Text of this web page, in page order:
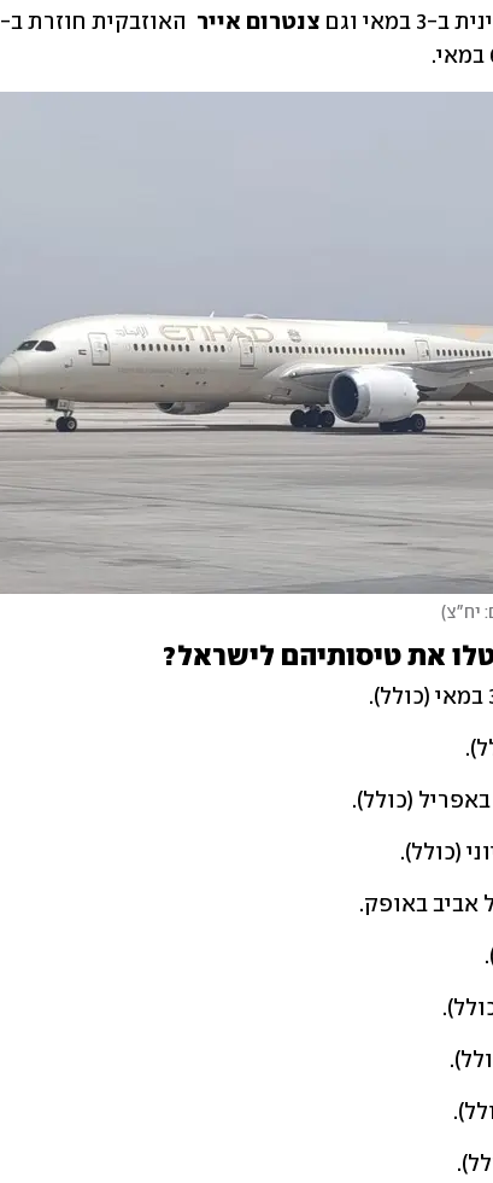
3 במאי וגם צנטרום אייר
האוזבקית חוזרת ב-3 במאי.
יח"צ)
את טיסותיהם לישראל?
אביב באופק.